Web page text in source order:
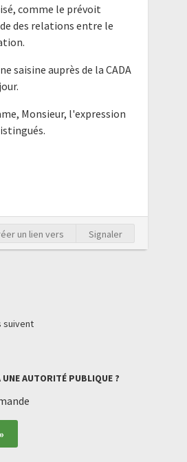
comme le prévoit
des relations entre le
saisine auprès de la CADA
Monsieur, l'expression
un lien vers Signaler
suivent
AUTORITÉ PUBLIQUE ?